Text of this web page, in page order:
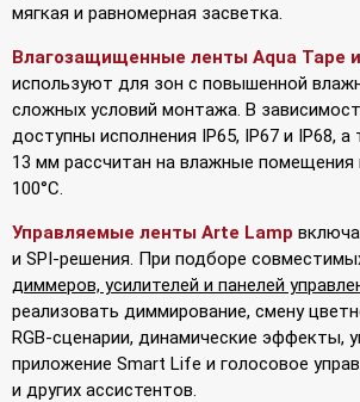
мягкая и равномерная засветка.
Влагозащищенные ленты Aqua Tape
используют для зон с повышенной
сложных условий монтажа. В
доступны исполнения IP65, IP67 и IP68,
13 мм рассчитан на влажные помещения
100°С.
Управляемые ленты Arte Lamp
и SPI-решения. При подборе
диммеров, усилителей и панелей
реализовать диммирование, смену
RGB-сценарии, динамические эффекты,
приложение Smart Life и голосовое
и других ассистентов.